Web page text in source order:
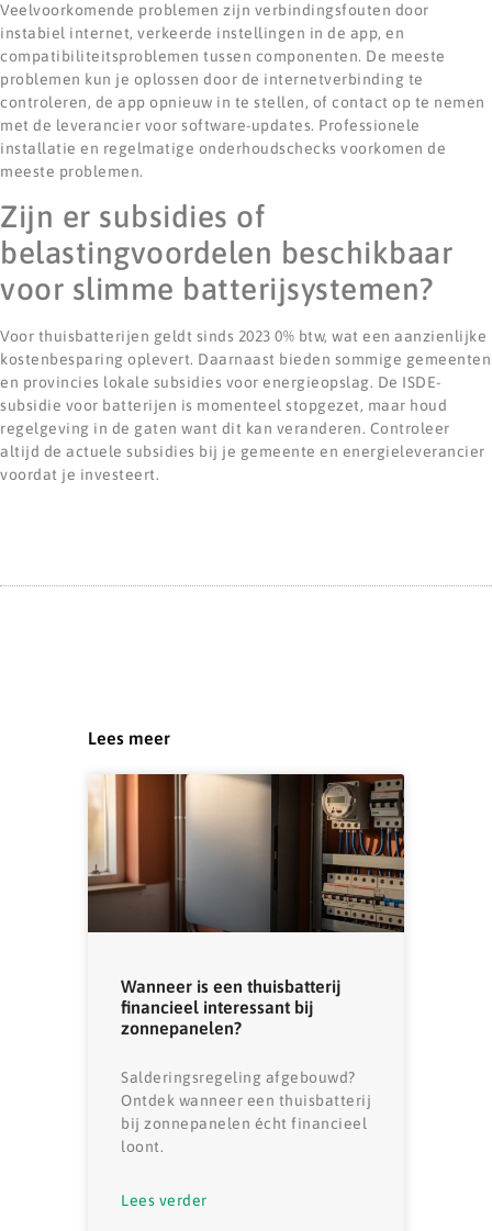
Veelvoorkomende problemen zijn verbindingsfouten door
instabiel internet, verkeerde instellingen in de app, en
compatibiliteitsproblemen tussen componenten. De meeste
problemen kun je oplossen door de internetverbinding te
controleren, de app opnieuw in te stellen, of contact op te nemen
met de leverancier voor software-updates. Professionele
installatie en regelmatige onderhoudschecks voorkomen de
meeste problemen.
Zijn er subsidies of
belastingvoordelen beschikbaar
voor slimme batterijsystemen?
Voor thuisbatterijen geldt sinds 2023 0% btw, wat een aanzienlijke
kostenbesparing oplevert. Daarnaast bieden sommige gemeenten
en provincies lokale subsidies voor energieopslag. De ISDE-
subsidie voor batterijen is momenteel stopgezet, maar houd
regelgeving in de gaten want dit kan veranderen. Controleer
altijd de actuele subsidies bij je gemeente en energieleverancier
voordat je investeert.
Lees meer
Wanneer is een thuisbatterij
financieel interessant bij
zonnepanelen?
Salderingsregeling afgebouwd?
Ontdek wanneer een thuisbatterij
bij zonnepanelen écht financieel
loont.
Lees verder